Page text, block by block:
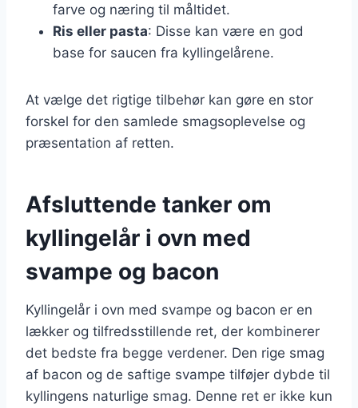
farve og næring til måltidet.
Ris eller pasta: Disse kan være en god
base for saucen fra kyllingelårene.
At vælge det rigtige tilbehør kan gøre en stor
forskel for den samlede smagsoplevelse og
præsentation af retten.
Afsluttende tanker om
kyllingelår i ovn med
svampe og bacon
Kyllingelår i ovn med svampe og bacon er en
lækker og tilfredsstillende ret, der kombinerer
det bedste fra begge verdener. Den rige smag
af bacon og de saftige svampe tilføjer dybde til
kyllingens naturlige smag. Denne ret er ikke kun